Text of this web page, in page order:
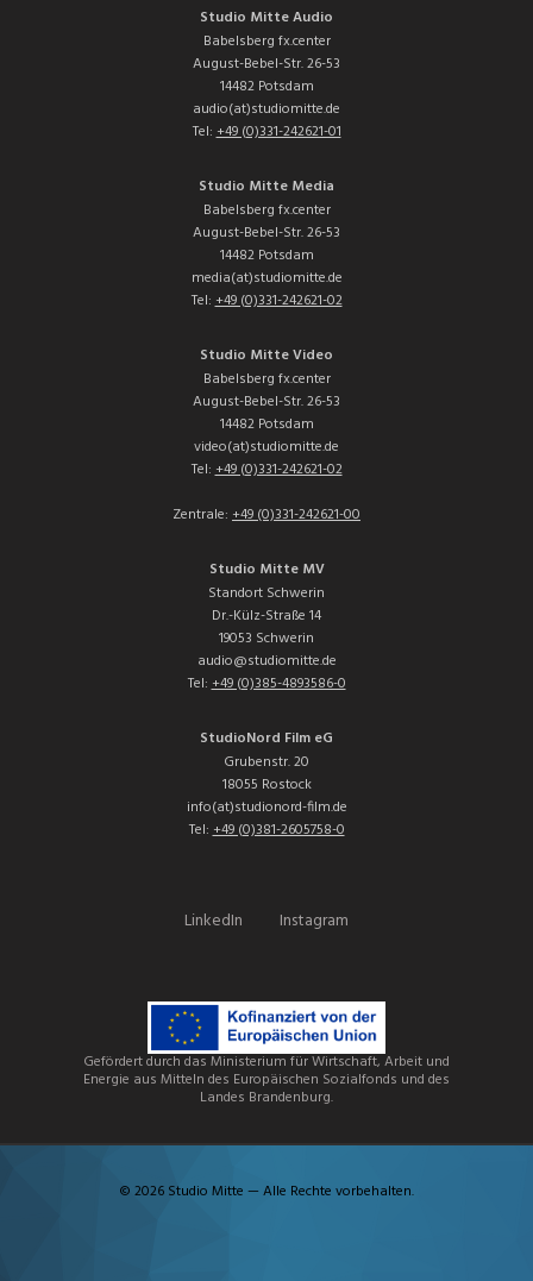
Studio Mitte Audio
Babelsberg fx.center
August-Bebel-Str. 26-53
14482 Potsdam
audio(at)studiomitte.de
Tel:+49 (0)331-242621-01
Studio Mitte Media
Babelsberg fx.center
August-Bebel-Str. 26-53
14482 Potsdam
media(at)studiomitte.de
Tel:+49 (0)331-242621-02
Studio Mitte Video
Babelsberg fx.center
August-Bebel-Str. 26-53
14482 Potsdam
video(at)studiomitte.de
Tel:+49 (0)331-242621-02
Zentrale: +49 (0)331-242621-00
Studio Mitte MV
Standort Schwerin
Dr.-Külz-Straße 14
19053 Schwerin
audio@studiomitte.de
Tel:+49 (0)385-4893586-0
StudioNord Film eG
Grubenstr. 20
18055 Rostock
info(at)studionord-film.de
Tel:+49 (0)381-2605758-0
LinkedIn Instagram
Gefördert durch das Ministerium für Wirtschaft, Arbeit und
Energie aus Mitteln des Europäischen Sozialfonds und des
Landes Brandenburg.
© 2026 Studio Mitte — Alle Rechte vorbehalten.